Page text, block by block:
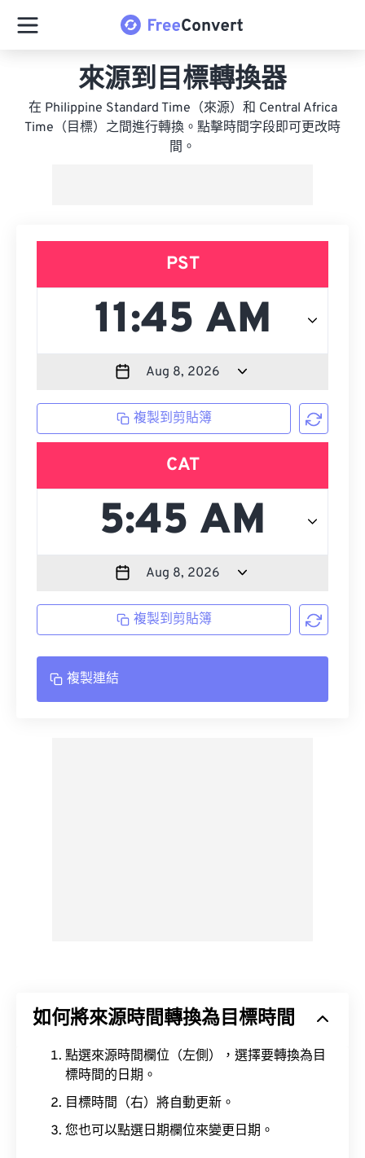
來源到目標轉換器
在 Philippine Standard Time（來源）和 Central Africa
Time（目標）之間進行轉換。點擊時間字段即可更改時
間。
PST
複製到剪貼簿
CAT
複製到剪貼簿
複製連結
如何將來源時間轉換為目標時間
點選來源時間欄位（左側），選擇要轉換為目
標時間的日期。
目標時間（右）將自動更新。
您也可以點選日期欄位來變更日期。